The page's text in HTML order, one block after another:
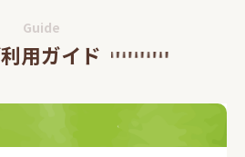
Guide
用ガイド